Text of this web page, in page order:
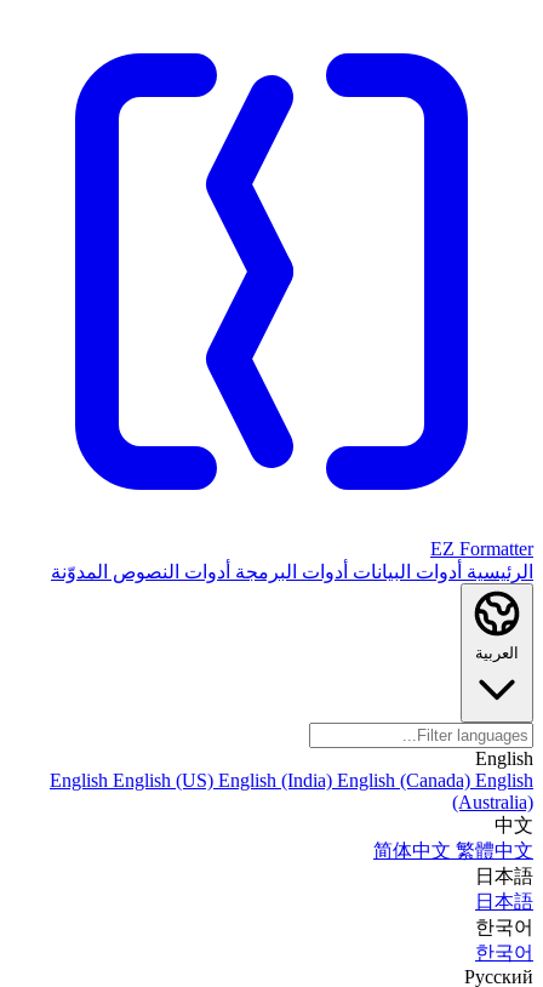
EZ Formatter
الرئيسية أدوات البيانات أدوات البرمجة أدوات النصوص المدوّنة
العربية
English
English English (US) English (India) English (Canada) English
(Australia)
中文
简体中文 繁體中文
日本語
日本語
한국어
한국어
Русский